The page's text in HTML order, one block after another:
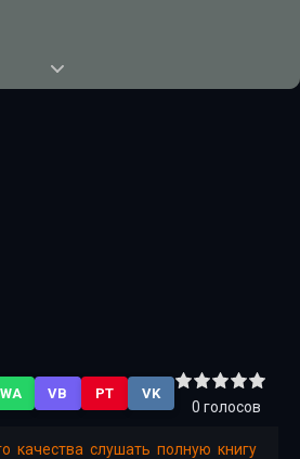
WA VB PT VK
0 голосов
качества слушать полную книгу